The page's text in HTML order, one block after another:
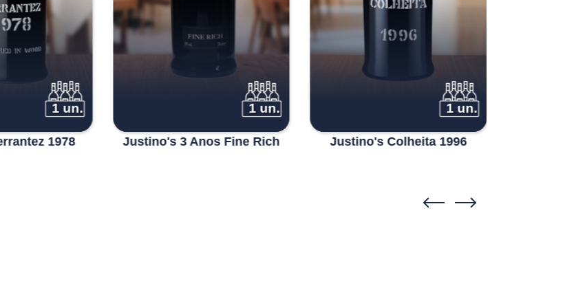
1 un.
1978
1 un.
Justino's 3 Anos Fine Rich
1 un.
Justino's Colheita 1996